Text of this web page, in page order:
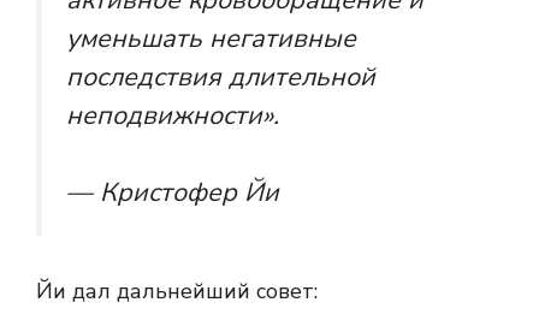
уменьшать негативные
последствия длительной
неподвижности».
— Кристофер Йи
Йи дал дальнейший совет: